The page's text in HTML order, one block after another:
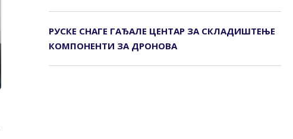
РУСКЕ СНАГЕ ГАЂАЛЕ ЦЕНТАР ЗА СКЛАДИШТЕЊЕ
КОМПОНЕНТИ ЗА ДРОНОВА